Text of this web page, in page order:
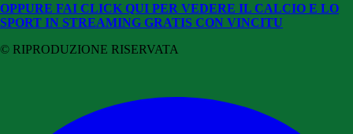
OPPURE FAI CLICK QUI PER VEDERE IL CALCIO E LO
SPORT IN STREAMING GRATIS CON VINCITU
© RIPRODUZIONE RISERVATA